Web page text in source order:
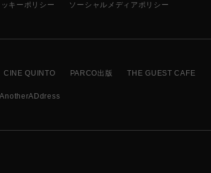
ッキーポリシー ソーシャルメディアポリシー
CINE QUINTO PARCO出版 THE GUEST CAFE
AnotherADdress